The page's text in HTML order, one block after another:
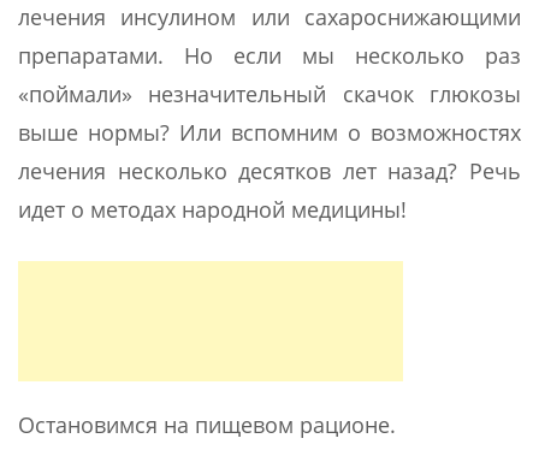
лечения инсулином или сахароснижающими
препаратами. Но если мы несколько раз
«поймали» незначительный скачок глюкозы
выше нормы? Или вспомним о возможностях
лечения несколько десятков лет назад? Речь
идет о методах народной медицины!
Остановимся на пищевом рационе.